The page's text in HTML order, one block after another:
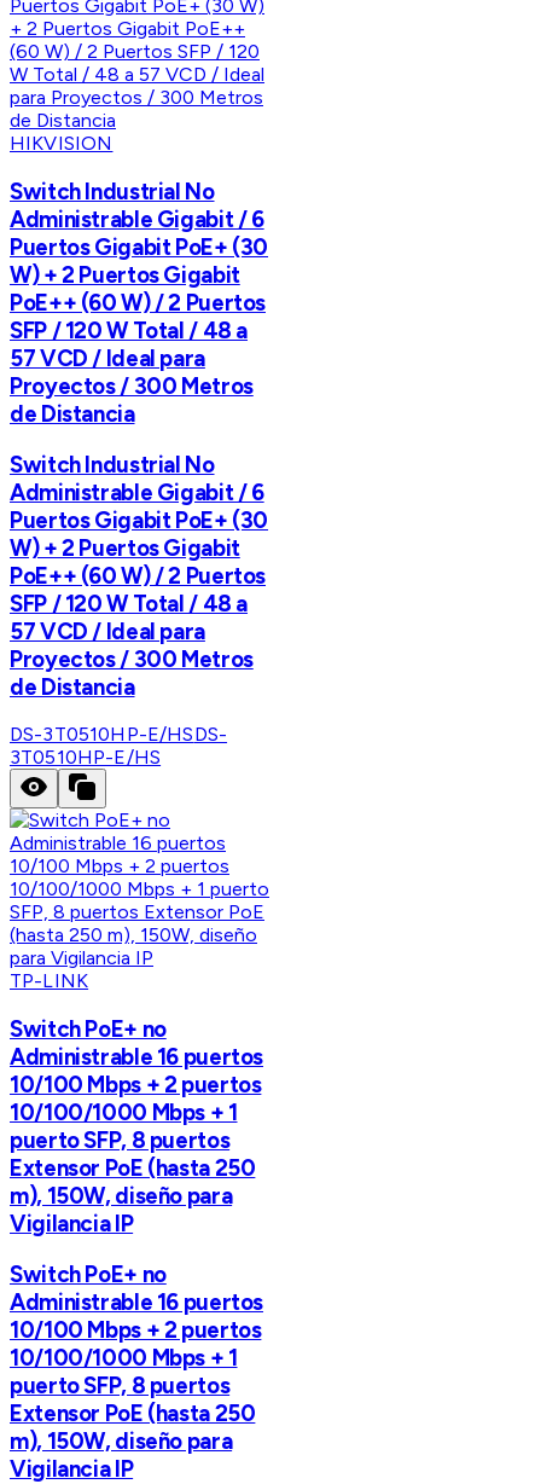
HIKVISION
Switch Industrial No
Administrable Gigabit / 6
Puertos Gigabit PoE+ (30
W) + 2 Puertos Gigabit
PoE++ (60 W) / 2 Puertos
SFP / 120 W Total / 48 a
57 VCD / Ideal para
Proyectos / 300 Metros
de Distancia
Switch Industrial No
Administrable Gigabit / 6
Puertos Gigabit PoE+ (30
W) + 2 Puertos Gigabit
PoE++ (60 W) / 2 Puertos
SFP / 120 W Total / 48 a
57 VCD / Ideal para
Proyectos / 300 Metros
de Distancia
DS-3T0510HP-E/HSDS-
3T0510HP-E/HS
TP-LINK
Switch PoE+ no
Administrable 16 puertos
10/100 Mbps + 2 puertos
10/100/1000 Mbps + 1
puerto SFP, 8 puertos
Extensor PoE (hasta 250
m), 150W, diseño para
Vigilancia IP
Switch PoE+ no
Administrable 16 puertos
10/100 Mbps + 2 puertos
10/100/1000 Mbps + 1
puerto SFP, 8 puertos
Extensor PoE (hasta 250
m), 150W, diseño para
Vigilancia IP